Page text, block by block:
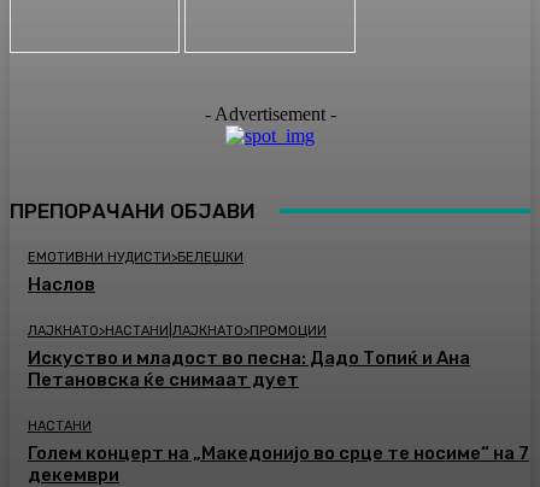
- Advertisement -
ПРЕПОРАЧАНИ ОБЈАВИ
ЕМОТИВНИ НУДИСТИ>БЕЛЕШКИ
Наслов
ЛАЈКНАТО>НАСТАНИ|ЛАЈКНАТО>ПРОМОЦИИ
Искуство и младост во песна: Дадо Топиќ и Ана
Петановска ќе снимаат дует
НАСТАНИ
Голем концерт на „Македонијо во срце те носиме“ на 7
декември